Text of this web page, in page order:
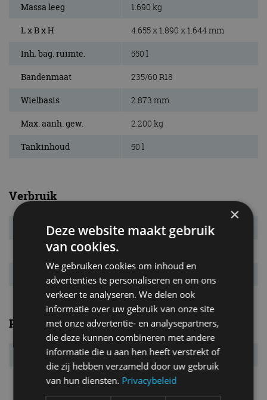
Massa leeg 1.690 kg
L x B x H 4.655 x 1.890 x 1.644 mm
Inh. bag. ruimte. 550 l
Bandenmaat 235/60 R18
Wielbasis 2.873 mm
Max. aanh. gew. 2.200 kg
Tankinhoud 50 l
Verbruik
Verbr. gecomb. 5,1 l/100km
CO₂-emissie
Energielabel
Prestaties
Acc. 0-100 km/u 7,7 s
Topsnelheid 217 km/u
×
Deze website maakt gebruik
van cookies.
We gebruiken cookies om inhoud en
advertenties te personaliseren en om ons
verkeer te analyseren. We delen ook
informatie over uw gebruik van onze site
met onze advertentie- en analysepartners,
die deze kunnen combineren met andere
informatie die u aan hen heeft verstrekt of
die zij hebben verzameld door uw gebruik
van hun diensten. Privacybeleid